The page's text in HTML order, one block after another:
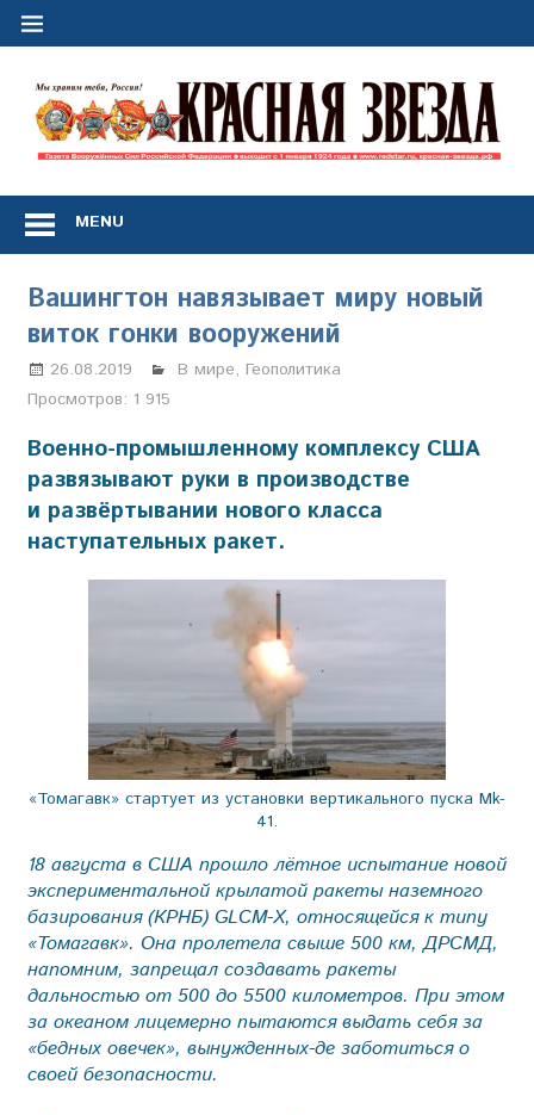
Перейти
Сил
Российской
Федерации
*
выходит
с
1
января
года
MENU
Вашингтон навязывает миру новый
виток гонки вооружений
26.08.2019 Анастасия Свиридова
В мире, Геополитика
Просмотров: 1 915
Военно-промышленному комплексу США
развязывают руки в производстве
и развёртывании нового класса
наступательных ракет.
«Томагавк» стартует из установки вертикального пуска Мk-
41.
18 августа в США прошло лётное испытание новой
экспериментальной крылатой ракеты наземного
базирования (КРНБ) GLCM-X, относящейся к типу
«Томагавк». Она пролетела свыше 500 км, ДРСМД,
напомним, запрещал создавать раке­ты
дальностью от 500 до 5500 километров. При этом
за океаном лицемерно пытаются выдать себя за
«бедных овечек», вынужденных-де заботиться о
своей безопасности.